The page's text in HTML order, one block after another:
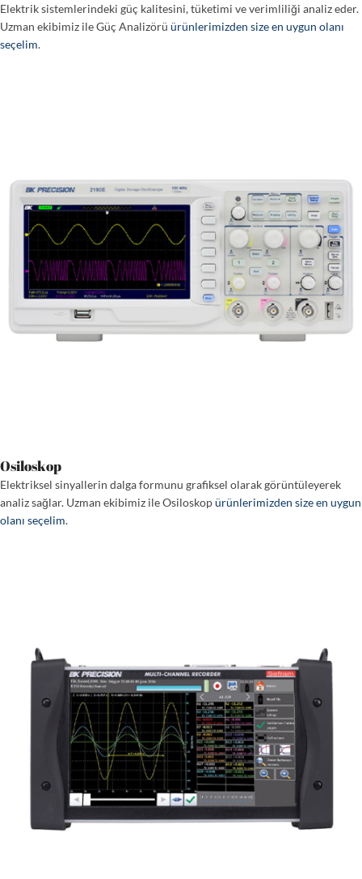
Elektrik sistemlerindeki güç kalitesini, tüketimi ve verimliliği analiz eder.
Uzman ekibimiz ile Güç Analizörü ürünlerimizden size en uygun olanı
seçelim.
Osiloskop
Elektriksel sinyallerin dalga formunu grafiksel olarak görüntüleyerek
analiz sağlar. Uzman ekibimiz ile Osiloskopürünlerimizden size en uygun
olanı seçelim.